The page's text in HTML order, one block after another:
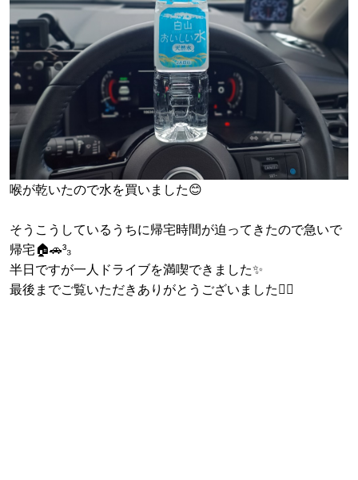
喉が乾いたので水を買いました😊
そうこうしているうちに帰宅時間が迫ってきたので急いで
帰宅🏠🚗³₃
半日ですが一人ドライブを満喫できました✨
最後までご覧いただきありがとうございました🙇‍♂️